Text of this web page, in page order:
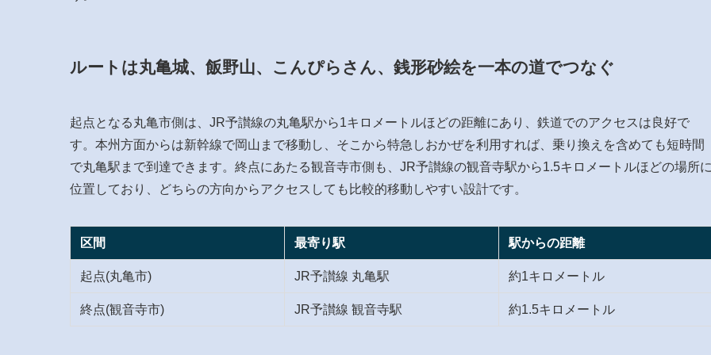
ルートは丸亀城、飯野山、こんぴらさん、銭形砂絵を一本の道でつなぐ
起点となる丸亀市側は、JR予讃線の丸亀駅から1キロメートルほどの距離にあり、鉄道でのアクセスは良好で
す。本州方面からは新幹線で岡山まで移動し、そこから特急しおかぜを利用すれば、乗り換えを含めても短時間
で丸亀駅まで到達できます。終点にあたる観音寺市側も、JR予讃線の観音寺駅から1.5キロメートルほどの場所
位置しており、どちらの方向からアクセスしても比較的移動しやすい設計です。
区間 最寄り駅 駅からの距離
起点(丸亀市) JR予讃線 丸亀駅 約1キロメートル
終点(観音寺市) JR予讃線 観音寺駅 約1.5キロメートル